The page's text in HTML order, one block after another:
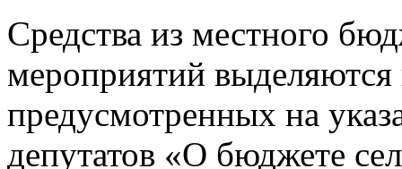
Средства из местного
мероприятий выделяются
предусмотренных на
депутатов «О бюджете